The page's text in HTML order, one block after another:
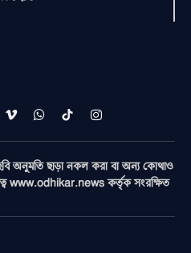
VimeoWhatsAppTikTokInstagram
অনুমতি ছাড়া নকল করা বা অন্য কোথাও
www.odhikar.news কর্তৃক সংরক্ষিত